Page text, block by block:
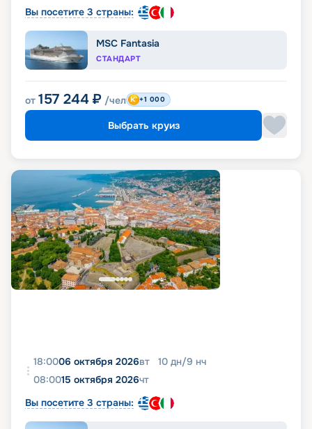
Вы посетите 3 страны:
MSC Fantasia
СТАНДАРТ
от 157 244 ₽ /чел +1 000
Выбрать круиз
18:0006 октября 2026вт 10 дн/9 нч
08:0015 октября 2026чт
Вы посетите 3 страны: